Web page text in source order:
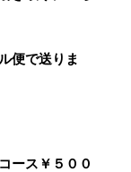
便で送りま
ース￥５００